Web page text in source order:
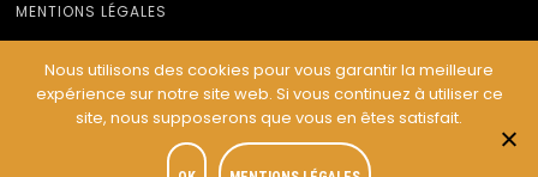
MENTIONS LÉGALES
© Le Musicodrome 2022 - Webdesign :Cereal Concept
Nous utilisons des cookies pour vous garantir la meilleure
expérience sur notre site web. Si vous continuez à utiliser ce
site, nous supposerons que vous en êtes satisfait.